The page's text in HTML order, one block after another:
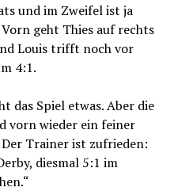
und im Zweifel ist ja
geht Thies auf rechts
Louis trifft noch vor
4:1.
das Spiel etwas. Aber die
vorn wieder ein feiner
Der Trainer ist zufrieden:
diesmal 5:1 im